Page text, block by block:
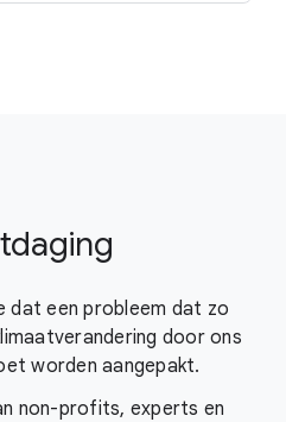
dat een probleem dat zo
door ons
worden aangepakt.
non-profits, experts en